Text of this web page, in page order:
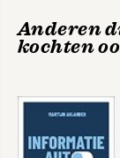
Anderen
kochten